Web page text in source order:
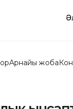
Арнайы жоба